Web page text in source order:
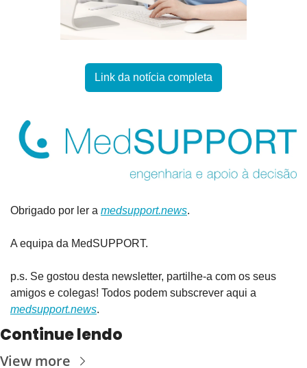
Link da notícia completa
Obrigado por ler a medsupport.news.
A equipa da MedSUPPORT.
p.s. Se gostou desta newsletter, partilhe-a com os seus
medsupport.news.
Continue lendo
View more